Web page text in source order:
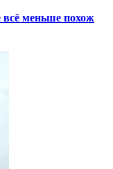
всё меньше похож